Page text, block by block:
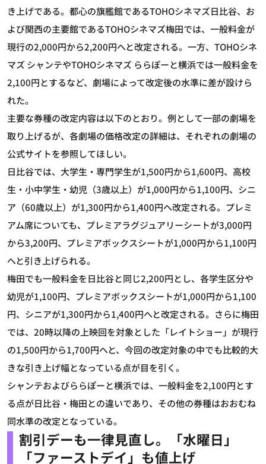
き上げである。都心の旗艦館であるTOHOシネマズ日比谷、お
よび関西の主要館であるTOHOシネマズ梅田では、一般料金が
現行の2,000円から2,200円へと改定される。一方、TOHOシネ
マズ シャンテやTOHOシネマズ ららぽーと横浜では一般料金を
2,100円とするなど、劇場によって改定後の水準に差が設けら
れた。
主要な券種の改定内容は以下のとおり。例として一部の劇場を
取り上げるが、各劇場の価格改定の詳細は、それぞれの劇場の
公式サイトを参照してほしい。
日比谷では、大学生・専門学生が1,500円から1,600円、高校
生・小中学生・幼児（3歳以上）が1,000円から1,100円、シニ
ア（60歳以上）が1,300円から1,400円へ改定される。プレミ
アム席についても、プレミアラグジュアリーシートが3,000円
から3,200円、プレミアボックスシートが1,000円から1,100円
へと引き上げられる。
梅田でも一般料金を日比谷と同じ2,200円とし、各学生区分や
幼児が1,100円、プレミアボックスシートが1,000円から1,100
円、シニアが1,300円から1,400円へと改定される。さらに梅田
では、20時以降の上映回を対象とした「レイトショー」が現行
の1,500円から1,700円へと、今回の改定対象の中でも比較的大
きな引き上げ幅となっている点が目を引く。
シャンテおよびららぽーと横浜では、一般料金を2,100円とす
る点が日比谷・梅田との違いであり、その他の券種はおおむね
同水準の改定となっている。
割引デーも一律見直し。「水曜日」
「ファーストデイ」も値上げ